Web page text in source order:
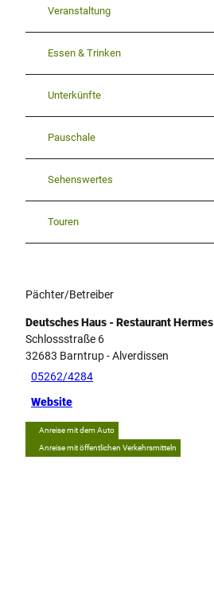
Veranstaltung
Essen & Trinken
Unterkünfte
Pauschale
Sehenswertes
Touren
Pächter/Betreiber
Deutsches Haus - Restaurant Hermes
Schlossstraße 6
32683 Barntrup- Alverdissen
05262/4284
Website
Anreise mit dem Auto
Anreise mit öffentlichen Verkehrsmitteln